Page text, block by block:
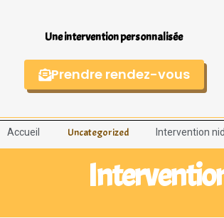
Une intervention personnalisée
Prendre rendez-vous
Accueil Uncategorized Intervention